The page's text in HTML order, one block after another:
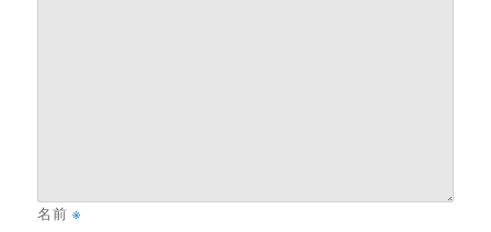
名前※